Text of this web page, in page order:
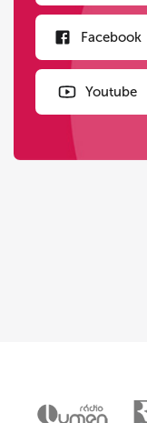
Facebook
Youtube